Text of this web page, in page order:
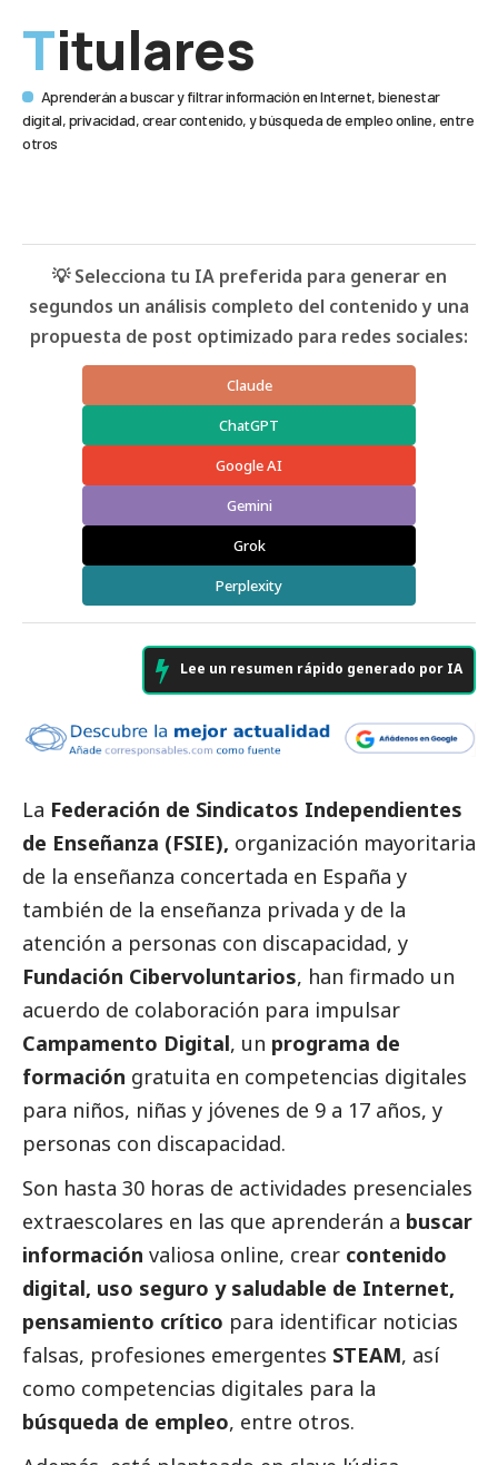
Titulares
Aprenderán a buscar y filtrar información en Internet, bienestar
digital, privacidad, crear contenido, y búsqueda de empleo online, entre
otros
💡 Selecciona tu IA preferida para generar en
segundos un análisis completo del contenido y una
propuesta de post optimizado para redes sociales:
Claude
ChatGPT
Google AI
Gemini
Grok
Perplexity
Lee un resumen rápido generado por IA
La Federación de Sindicatos Independientes
de Enseñanza (FSIE), organización mayoritaria
de la enseñanza concertada en España y
también de la enseñanza privada y de la
atención a personas con discapacidad, y
Fundación Cibervoluntarios, han firmado un
acuerdo de colaboración para impulsar
Campamento Digital, un programa de
formación gratuita en competencias digitales
para niños, niñas y jóvenes de 9 a 17 años, y
personas con discapacidad.
Son hasta 30 horas de actividades presenciales
extraescolares en las que aprenderán a buscar
información valiosa online, crear contenido
digital, uso seguro y saludable de Internet,
pensamiento crítico para identificar noticias
falsas, profesiones emergentes STEAM, así
como competencias digitales para la
búsqueda de empleo, entre otros.